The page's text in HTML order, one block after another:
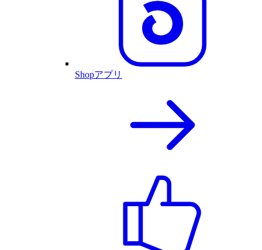
Shopアプリ